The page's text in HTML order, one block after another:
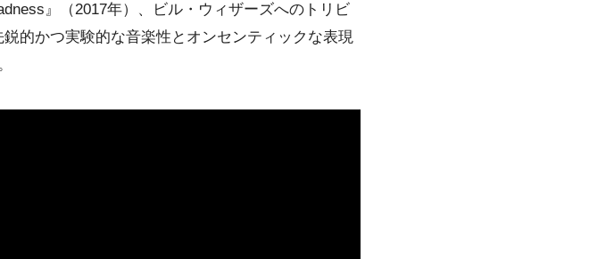
』（2017年）、ビル・ウィザーズへのトリビ
的かつ実験的な音楽性とオンセンティックな表現